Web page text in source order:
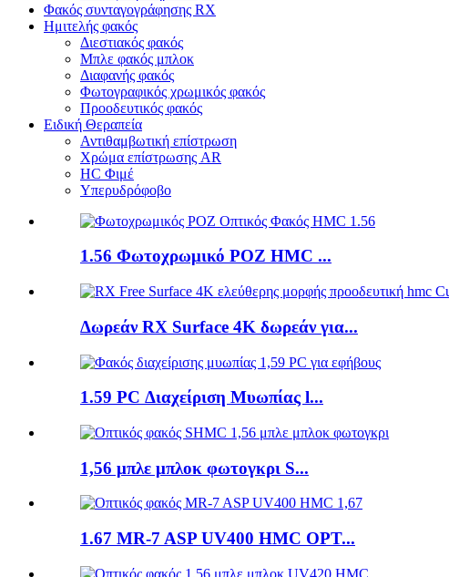
Φακός συνταγογράφησης RX
Ημιτελής φακός
Διεστιακός φακός
Μπλε φακός μπλοκ
Διαφανής φακός
Φωτογραφικός χρωμικός φακός
Προοδευτικός φακός
Ειδική Θεραπεία
Αντιθαμβωτική επίστρωση
Χρώμα επίστρωσης AR
HC Φιμέ
Υπερυδρόφοβο
1.56 Φωτοχρωμικό ΡΟΖ HMC ...
Δωρεάν RX Surface 4K δωρεάν για...
1.59 PC Διαχείριση Μυωπίας l...
1,56 μπλε μπλοκ φωτογκρι S...
1.67 MR-7 ASP UV400 HMC OPT...